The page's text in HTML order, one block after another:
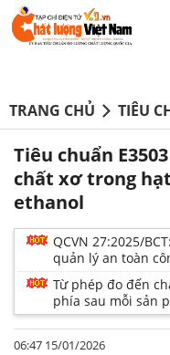
TRANG CHỦ TIÊU
Tiêu chuẩn
chất xơ trong
ethanol
QCVN 27:2025/
quản lý an toàn
Từ phép đo đến
phía sau mỗi sản
06:47 15/01/2026